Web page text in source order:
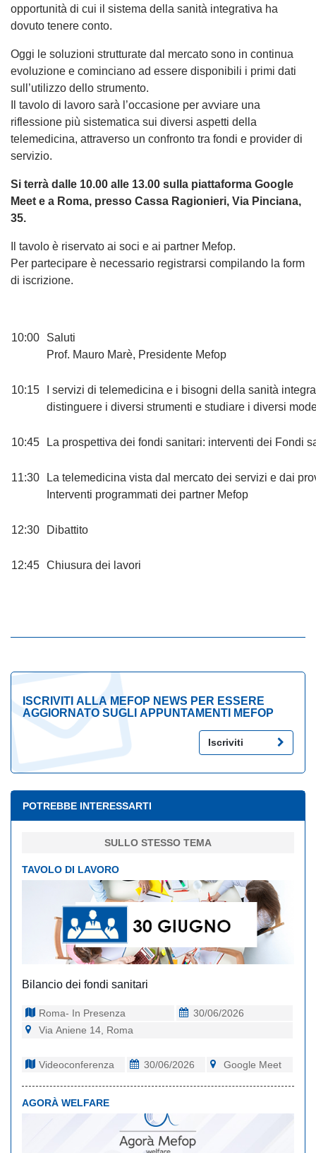
opportunità di cui il sistema della sanità integrativa ha
dovuto tenere conto.
Oggi le soluzioni strutturate dal mercato sono in continua
evoluzione e cominciano ad essere disponibili i primi dati
sull’utilizzo dello strumento.
Il tavolo di lavoro sarà l’occasione per avviare una
riflessione più sistematica sui diversi aspetti della
telemedicina, attraverso un confronto tra fondi e provider di
servizio.
Si terrà dalle 10.00 alle 13.00 sulla piattaforma Google
Meet e a Roma, presso Cassa Ragionieri, Via Pinciana,
35.
Il tavolo è riservato ai soci e ai partner Mefop.
Per partecipare è necessario registrarsi compilando la form
di iscrizione.
10:00
Saluti
Prof. Mauro Marè, Presidente Mefop
10:15
I servizi di telemedicina e i bisogni della sanità
distinguere i diversi strumenti e studiare i diversi
10:45 La prospettiva dei fondi sanitari: interventi dei Fondi
11:30
La telemedicina vista dal mercato dei servizi e dai
Interventi programmati dei partner Mefop
12:30 Dibattito
12:45 Chiusura dei lavori
ISCRIVITI ALLA MEFOP NEWS PER ESSERE
AGGIORNATO SUGLI APPUNTAMENTI MEFOP
Iscriviti
POTREBBE INTERESSARTI
SULLO STESSO TEMA
TAVOLO DI LAVORO
Bilancio dei fondi sanitari
Roma- In Presenza
30/06/2026
Via Aniene 14, Roma
Videoconferenza 30/06/2026 Google Meet
AGORÀ WELFARE